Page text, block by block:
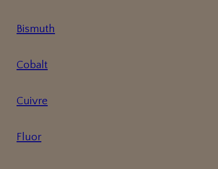
Bismuth
Cobalt
Cuivre
Fluor